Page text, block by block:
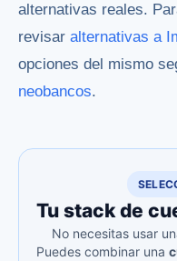
alternativas reales.
revisar alternativas a
opciones del mismo
neobancos.
Tu stack de
No necesitas usar
Puedes combinar una